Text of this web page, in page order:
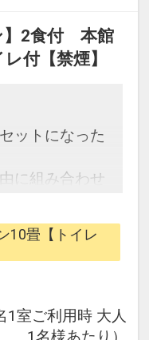
】2食付 本館
付【禁煙】
ットになった
に組み合わせ
ろん周遊旅行
の宿泊や延
自在です。
（または
フライトマイ
10畳【トイレ
1室ご利用時 大人
1名様あたり）